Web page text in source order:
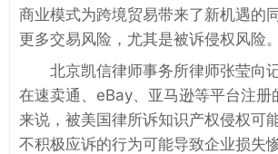
商业模式为跨境贸易带来了新机遇的
更多交易风险，尤其是被诉侵权风险。
北京凯信律师事务所律师张莹向
在速卖通、eBay、亚马逊等平台注册
来说，被美国律所诉知识产权侵权可
不积极应诉的行为可能导致企业损失